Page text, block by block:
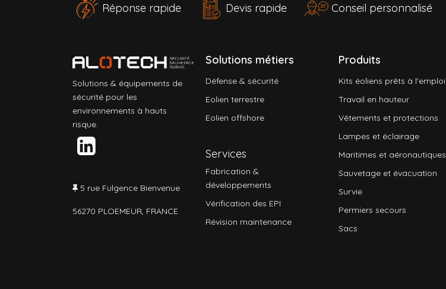
Réponse rapide Devis rapide Conseil personnalisé
Solutions & équipements de
sécurité pour les
environnements à hauts
risque.
5 rue Fulgence Bienvenue
56270 PLOEMEUR, FRANCE
Solutions métiers
Défense & sécurité
Eolien terrestre
Eolien offshore
Services
Fabrication &
développements
Vérification des EPI
Révision maintenance
Produits
Kits éoliens prêts à l'emploi
Travail en hauteur
Vêtements et protections
Lampes et éclairage
Maritimes et aéronautiques
Sauvetage et évacuation
Survie
Permiers secours
Sacs